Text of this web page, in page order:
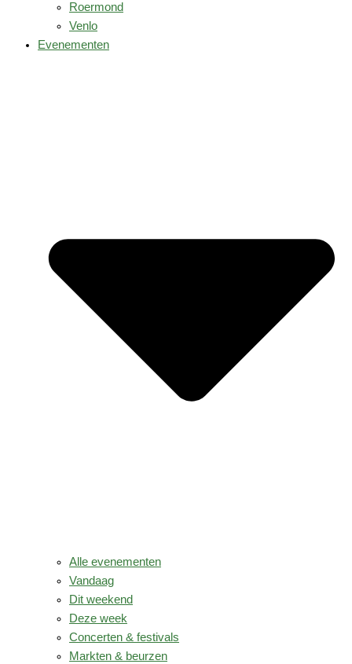
Roermond
Venlo
Evenementen
Alle evenementen
Vandaag
Dit weekend
Deze week
Concerten & festivals
Markten & beurzen